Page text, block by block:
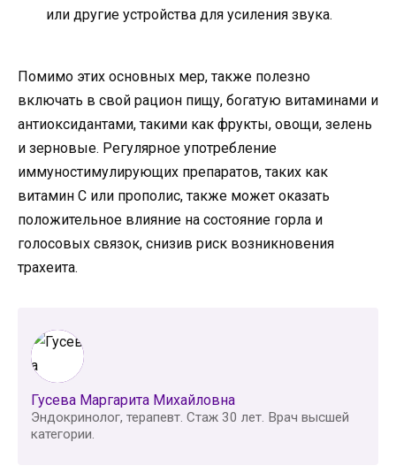
или другие устройства для усиления звука.
Помимо этих основных мер, также полезно
включать в свой рацион пищу, богатую витаминами и
антиоксидантами, такими как фрукты, овощи, зелень
и зерновые. Регулярное употребление
иммуностимулирующих препаратов, таких как
витамин C или прополис, также может оказать
положительное влияние на состояние горла и
голосовых связок, снизив риск возникновения
трахеита.
Гусева Маргарита Михайловна
Эндокринолог, терапевт. Стаж 30 лет. Врач высшей
категории.